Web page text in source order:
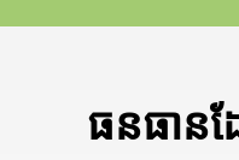
ធនធាន